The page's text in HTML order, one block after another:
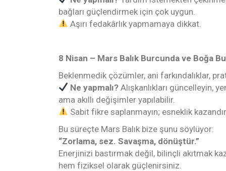
bağları güçlendirmek için çok uygun.
Aşırı fedakârlık yapmamaya dikkat.
8 Nisan – Mars Balık Burcunda ve Boğa
Beklenmedik çözümler, ani farkındalıklar,
Ne yapmalı? Alışkanlıkları güncelleyin,
ama akıllı değişimler yapılabilir.
Sabit fikre saplanmayın; esneklik
Bu süreçte Mars Balık bize şunu söylüyor:
“Zorlama, sez. Savaşma, dönüştür.”
Enerjinizi bastırmak değil, bilinçli akıtmak
hem fiziksel olarak güçlenirsiniz.